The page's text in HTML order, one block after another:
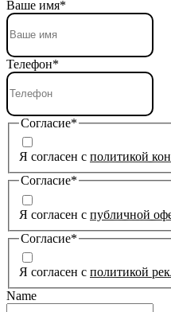
Ваше имя*
Телефон*
Согласие*
Я согласен с политикой
Согласие*
Я согласен с публичной
Согласие*
Я согласен с политикой
Name